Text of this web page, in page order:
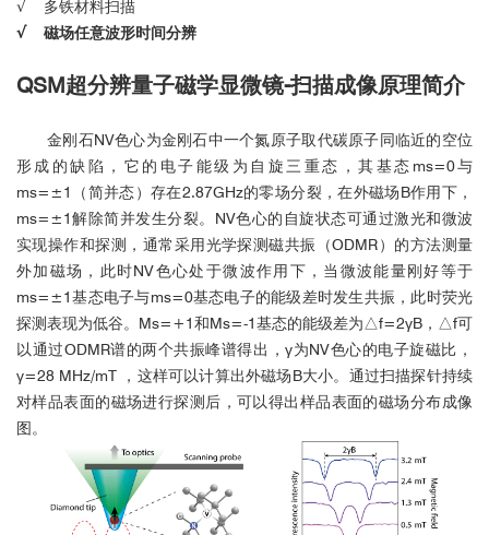
√ 多铁材料扫描
√ 磁场任意波形时间分辨
QSM超分辨量子磁学显微镜-扫描成像原理简介
金刚石NV色心为金刚石中一个氮原子取代碳原子同临近的空位
形成的缺陷，它的电子能级为自旋三重态，其基态ms=0与
ms=±1（简并态）存在2.87GHz的零场分裂，在外磁场B作用下，
ms=±1解除简并发生分裂。NV色心的自旋状态可通过激光和微波
实现操作和探测，通常采用光学探测磁共振（ODMR）的方法测量
外加磁场，此时NV色心处于微波作用下，当微波能量刚好等于
ms=±1基态电子与ms=0基态电子的能级差时发生共振，此时荧光
探测表现为低谷。Ms=+1和Ms=-1基态的能级差为△f=2γB，△f可
以通过ODMR谱的两个共振峰谱得出，γ为NV色心的电子旋磁比，
γ=28 MHz/mT ，这样可以计算出外磁场B大小。通过扫描探针持续
对样品表面的磁场进行探测后，可以得出样品表面的磁场分布成像
图。